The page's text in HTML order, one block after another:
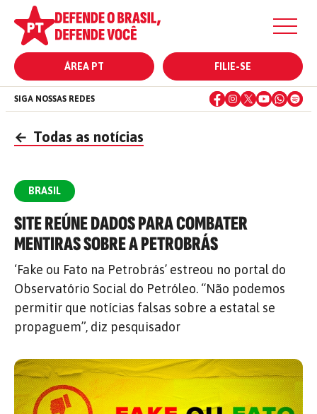
ÁREA PT FILIE-SE
SIGA NOSSAS REDES
← Todas as notícias
BRASIL
SITE REÚNE DADOS PARA COMBATER
MENTIRAS SOBRE A PETROBRÁS
‘Fake ou Fato na Petrobrás’ estreou no portal do
Observatório Social do Petróleo. “Não podemos
permitir que notícias falsas sobre a estatal se
propaguem”, diz pesquisador